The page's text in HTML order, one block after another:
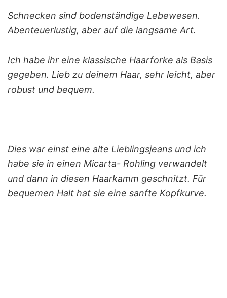
Schnecken sind bodenständige Lebewesen.
Abenteuerlustig, aber auf die langsame Art.
Ich habe ihr eine klassische Haarforke als Basis
gegeben. Lieb zu deinem Haar, sehr leicht, aber
robust und bequem.
Dies war einst eine alte Lieblingsjeans und ich
habe sie in einen Micarta- Rohling verwandelt
und dann in diesen Haarkamm geschnitzt. Für
bequemen Halt hat sie eine sanfte Kopfkurve.